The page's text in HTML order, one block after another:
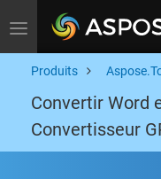
Toggle navigation
Produits
Convertir Word
Convertisseur